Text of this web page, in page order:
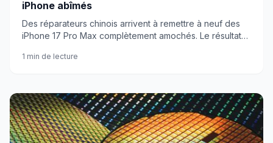
iPhone abîmés
Des réparateurs chinois arrivent à remettre à neuf des
iPhone 17 Pro Max complètement amochés. Le résultat
1 min de lecture